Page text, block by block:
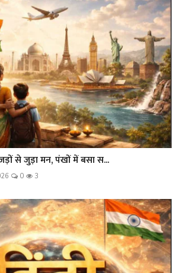
से जुड़ा मन, पंखों में बसा स...
0 3